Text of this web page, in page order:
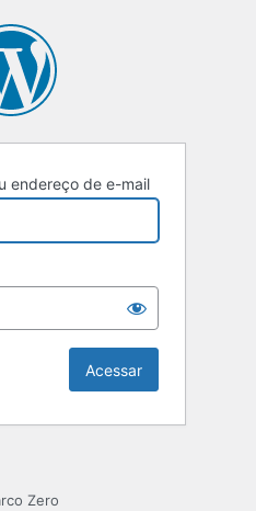
endereço de e-mail
Zero